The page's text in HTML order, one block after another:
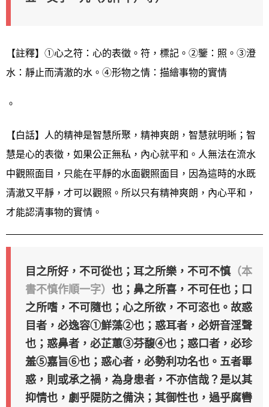
【註釋】①心之符：心的表徵。符，標記。②鑒：照。③澄
水：靜止而清澈的水。④形物之情：描繪事物的實情
。
【白話】人的精神是智慧所聚，精神爽朗，智慧就明晰；智
慧是心的表徵，如果公正無私，內心就平和。人無法在流水
中觀照面目，只能在平靜的水面觀照面目，因為這時的水既
清澈又平靜，才可以觀照。所以只有精神爽朗，內心平和，
才能認清事物的實情。
目之所好，不可從也；耳之所樂，不可不慎（本
書不慎作順一字） 也；鼻之所喜，不可任也；口
之所嗜，不可隨也；心之所欲，不可恣也。故惑
目者，必逸容①鮮藻②也；惑耳者，必妍音淫聲
也；惑鼻者，必芷蕙③芬馥④也；惑口者，必珍
羞⑤嘉旨⑥也；惑心者，必勢利功名也。五者畢
惑，則或承之禍，為身患者，不亦信哉？是以其
抑情也，劇乎隄防之備決；其御性也，過乎腐轡